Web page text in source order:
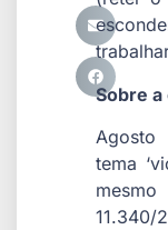
Sobre a
tema
11.340/